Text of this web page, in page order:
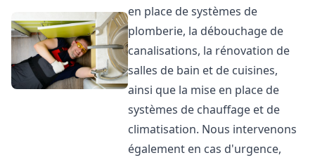
en place de systèmes de
plomberie, la débouchage de
canalisations, la rénovation de
salles de bain et de cuisines,
ainsi que la mise en place de
systèmes de chauffage et de
climatisation. Nous intervenons
également en cas d'urgence,